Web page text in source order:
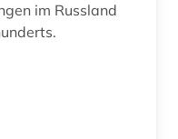
im Russland